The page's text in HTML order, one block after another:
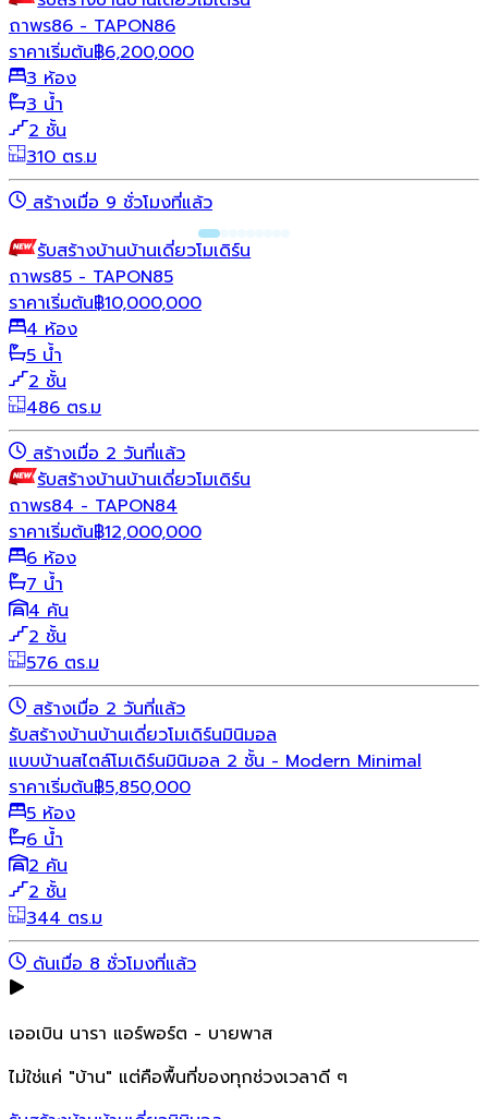
ถาพร86 - TAPON86
ราคาเริ่มต้น฿6,200,000
3 ห้อง
3 น้ำ
2 ชั้น
310 ตร.ม
สร้างเมื่อ 9 ชั่วโมงที่แล้ว
รับสร้างบ้านบ้านเดี่ยวโมเดิร์น
ถาพร85 - TAPON85
ราคาเริ่มต้น฿10,000,000
4 ห้อง
5 น้ำ
2 ชั้น
486 ตร.ม
สร้างเมื่อ 2 วันที่แล้ว
รับสร้างบ้านบ้านเดี่ยวโมเดิร์น
ถาพร84 - TAPON84
ราคาเริ่มต้น฿12,000,000
6 ห้อง
7 น้ำ
4 คัน
2 ชั้น
576 ตร.ม
สร้างเมื่อ 2 วันที่แล้ว
รับสร้างบ้านบ้านเดี่ยวโมเดิร์นมินิมอล
แบบบ้านสไตล์โมเดิร์นมินิมอล 2 ชั้น - Modern Minimal
ราคาเริ่มต้น฿5,850,000
5 ห้อง
6 น้ำ
2 คัน
2 ชั้น
344 ตร.ม
ดันเมื่อ 8 ชั่วโมงที่แล้ว
เออเบิน นารา แอร์พอร์ต - บายพาส
ไม่ใช่แค่ "บ้าน" แต่คือพื้นที่ของทุกช่วงเวลาดี ๆ